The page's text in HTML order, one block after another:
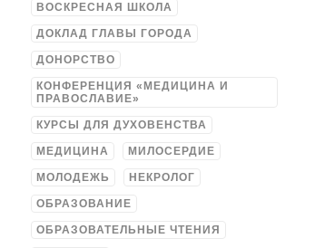
ВОСКРЕСНАЯ ШКОЛА
ДОКЛАД ГЛАВЫ ГОРОДА
ДОНОРСТВО
КОНФЕРЕНЦИЯ «МЕДИЦИНА И
ПРАВОСЛАВИЕ»
КУРСЫ ДЛЯ ДУХОВЕНСТВА
МЕДИЦИНА МИЛОСЕРДИЕ
МОЛОДЕЖЬ НЕКРОЛОГ
ОБРАЗОВАНИЕ
ОБРАЗОВАТЕЛЬНЫЕ ЧТЕНИЯ